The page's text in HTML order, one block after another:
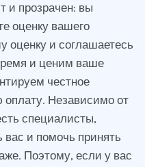
и прозрачен: вы
оценку вашего
оценку и соглашаетесь
и ценим ваше
честное
Независимо от
специалисты,
вас и помочь принять
Поэтому, если у вас